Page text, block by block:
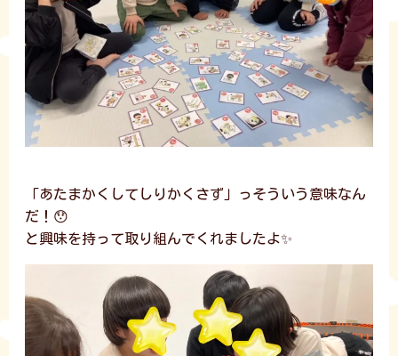
「あたまかくしてしりかくさず」っそういう意味なん
だ！😯
と興味を持って取り組んでくれましたよ✨